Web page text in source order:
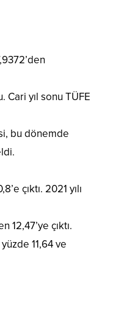
yıl sonu TÜFE
bu dönemde
çıktı. 2021 yılı
12,47’ye çıktı.
11,64 ve